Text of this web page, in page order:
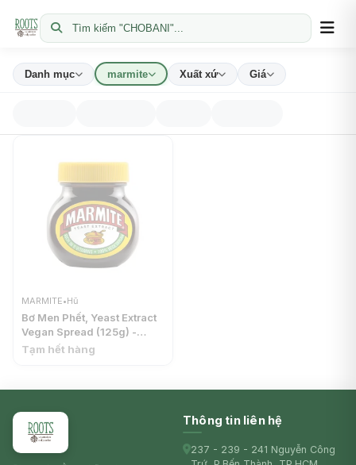
Tìm kiếm "CHOBANI"...
Danh mục marmite Xuất xứ Giá
MARMITE•Hũ
Bơ Men Phết, Yeast Extract
Vegan Spread (125g) -
MARMITE
Tạm hết hàng
Thông tin liên hệ
237 - 239 - 241 Nguyễn Công